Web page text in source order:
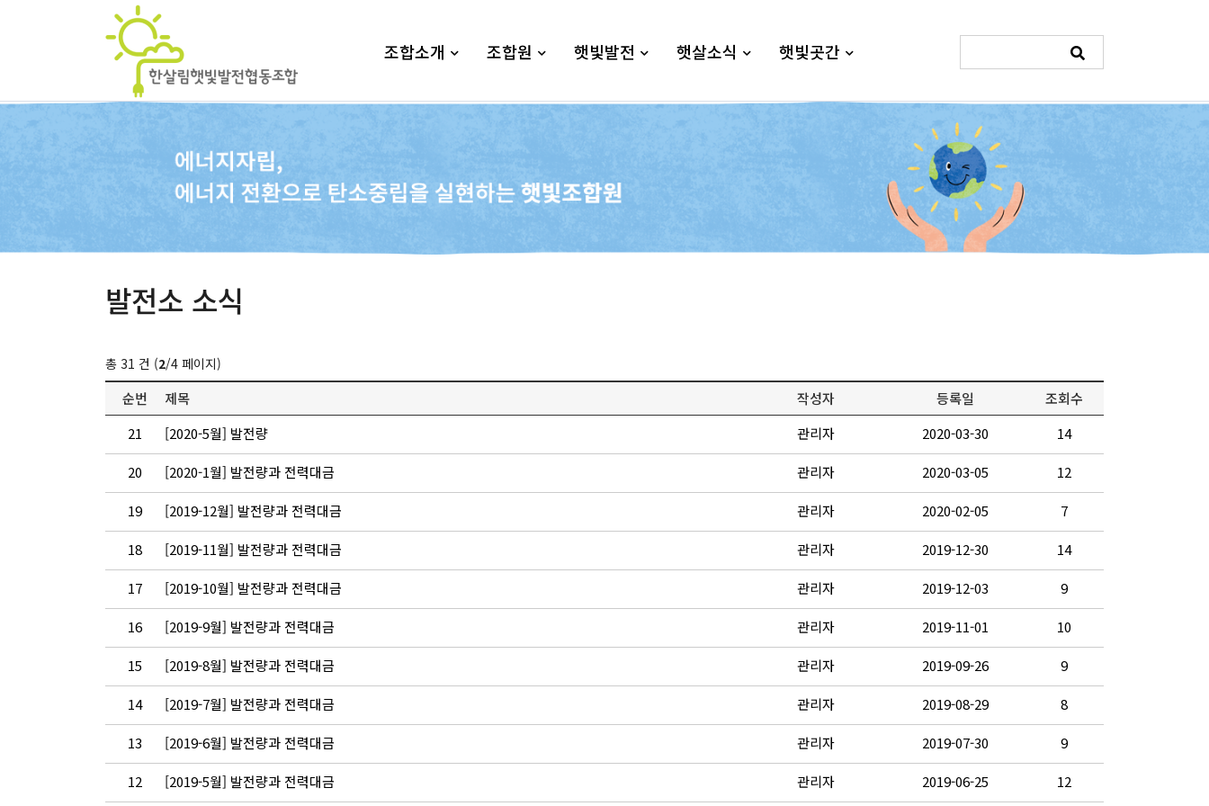
조합소개 조합원 햇빛발전 햇살소식 햇빛곳간
발전소 소식
총 31 건 (2/4 페이지)
순번 제목 작성자 등록일
조회수
21
[2020-5월] 발전량 관리자 2020-03-30 14
20 [2020-1월] 발전량과 전력대금 관리자 2020-03-05 12
19 [2019-12월] 발전량과 전력대금 관리자 2020-02-05 7
18 [2019-11월] 발전량과 전력대금 관리자 2019-12-30 14
17 [2019-10월] 발전량과 전력대금 관리자 2019-12-03 9
16 [2019-9월] 발전량과 전력대금 관리자 2019-11-01 10
15 [2019-8월] 발전량과 전력대금 관리자 2019-09-26 9
14 [2019-7월] 발전량과 전력대금 관리자 2019-08-29 8
13 [2019-6월] 발전량과 전력대금 관리자 2019-07-30 9
12 [2019-5월] 발전량과 전력대금 관리자 2019-06-25 12